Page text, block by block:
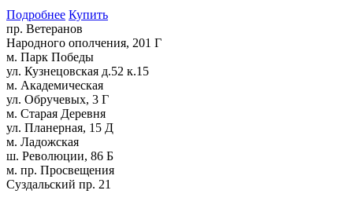
Подробнее Купить
пр. Ветеранов
Народного ополчения, 201 Г
м. Парк Победы
ул. Кузнецовская д.52 к.15
м. Академическая
ул. Обручевых, 3 Г
м. Старая Деревня
ул. Планерная, 15 Д
м. Ладожская
ш. Революции, 86 Б
м. пр. Просвещения
Суздальский пр. 21